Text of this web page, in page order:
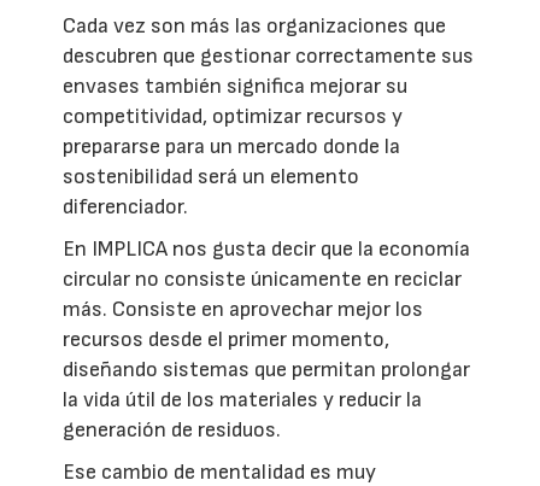
Cada vez son más las organizaciones que
descubren que gestionar correctamente sus
envases también significa mejorar su
competitividad, optimizar recursos y
prepararse para un mercado donde la
sostenibilidad será un elemento
diferenciador.
En IMPLICA nos gusta decir que la economía
circular no consiste únicamente en reciclar
más. Consiste en aprovechar mejor los
recursos desde el primer momento,
diseñando sistemas que permitan prolongar
la vida útil de los materiales y reducir la
generación de residuos.
Ese cambio de mentalidad es muy